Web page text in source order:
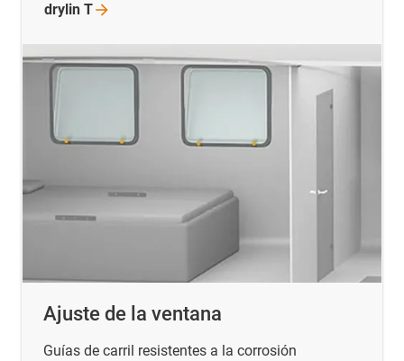
Ajuste de la ventana
Guías de carril resistentes a la corrosión
drylin T